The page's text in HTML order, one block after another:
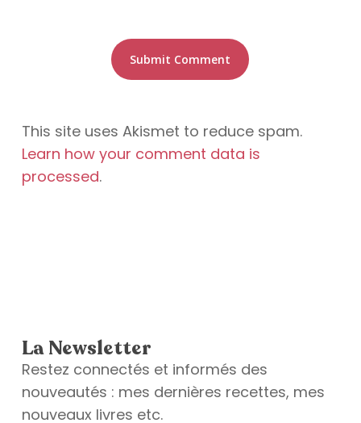
This site uses Akismet to reduce spam.
Learn how your comment data is
processed.
La Newsletter
Restez connectés et informés des
nouveautés : mes dernières recettes, mes
nouveaux livres etc.